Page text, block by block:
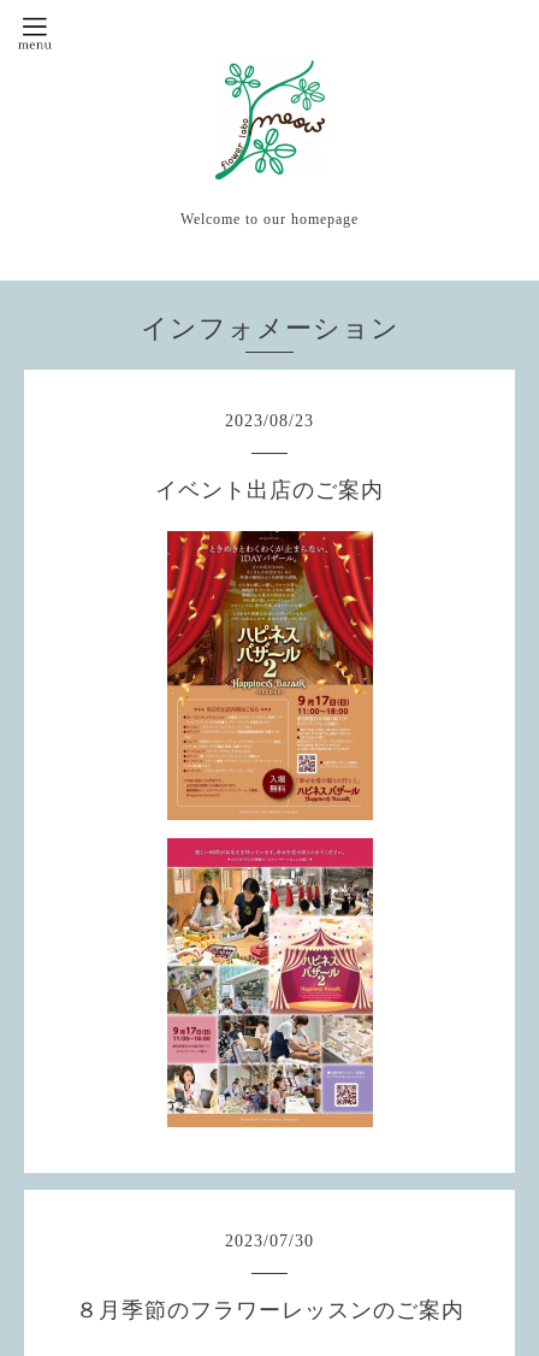
Welcome to our homepage
インフォメーション
2023/08/23
イベント出店のご案内
2023/07/30
８月季節のフラワーレッスンのご案内